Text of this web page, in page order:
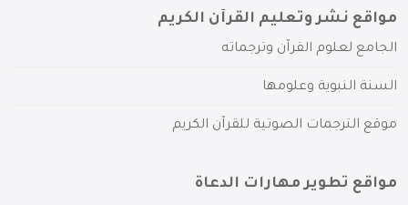
مواقع نشر وتعليم القرآن الكريم
الجامع لعلوم القرآن وترجماته
السنة النبوية وعلومها
موقع الترجمات الصوتية للقرآن الكريم
مواقع تطوير مهارات الدعاة